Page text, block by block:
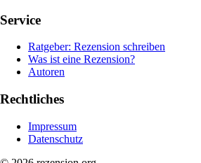
Service
Ratgeber: Rezension schreiben
Was ist eine Rezension?
Autoren
Rechtliches
Impressum
Datenschutz